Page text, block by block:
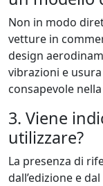
Non in modo
vetture in
design
vibrazioni e
consapevole
3. Viene
utilizzare?
La presenza di
dall’edizione e